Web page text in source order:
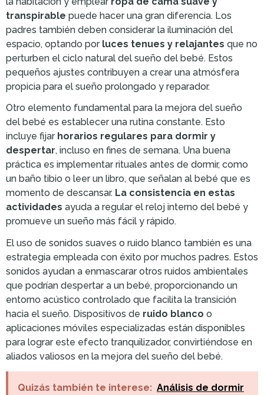
transpirable puede hacer una gran diferencia. Los
padres también deben considerar la iluminación del
espacio, optando por luces tenues y relajantes que no
perturben el ciclo natural del sueño del bebé. Estos
pequeños ajustes contribuyen a crear una atmósfera
propicia para el sueño prolongado y reparador.
Otro elemento fundamental para la mejora del sueño
del bebé es establecer una rutina constante. Esto
incluye fijar horarios regulares para dormir y
despertar, incluso en fines de semana. Una buena
práctica es implementar rituales antes de dormir, como
un baño tibio o leer un libro, que señalan al bebé que es
momento de descansar. La consistencia en estas
actividades ayuda a regular el reloj interno del bebé y
promueve un sueño más fácil y rápido.
El uso de sonidos suaves o ruido blanco también es una
estrategia empleada con éxito por muchos padres. Estos
sonidos ayudan a enmascarar otros ruidos ambientales
que podrían despertar a un bebé, proporcionando un
entorno acústico controlado que facilita la transición
hacia el sueño. Dispositivos de ruido blanco o
aplicaciones móviles especializadas están disponibles
para lograr este efecto tranquilizador, convirtiéndose en
aliados valiosos en la mejora del sueño del bebé.
Quizás también te interese: Análisis de dormir